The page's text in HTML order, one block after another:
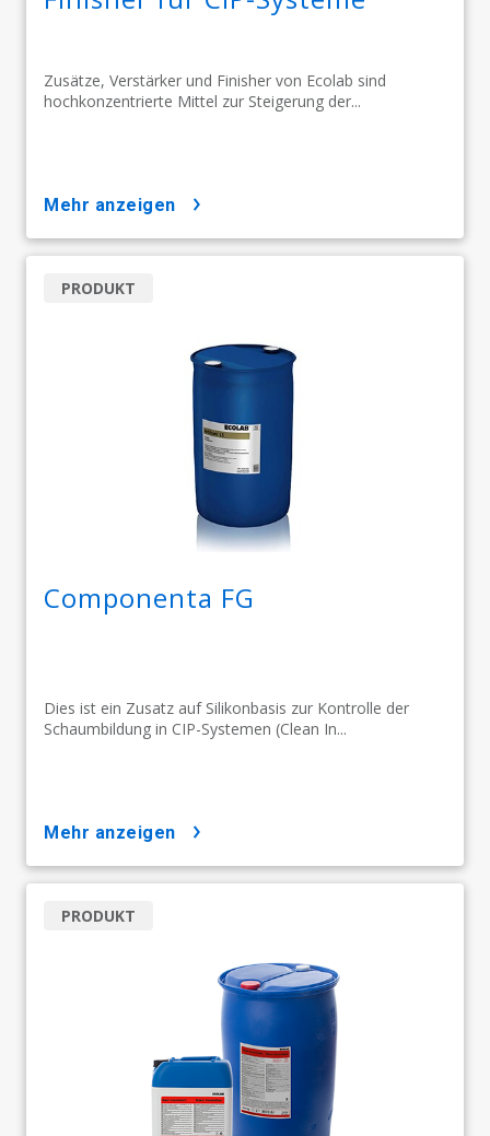
Zusätze, Verstärker und Finisher von Ecolab sind
hochkonzentrierte Mittel zur Steigerung der...
mehr anzeigen
Componenta FG
Dies ist ein Zusatz auf Silikonbasis zur Kontrolle der
Schaumbildung in CIP-Systemen (Clean In...
PRODUKT
mehr anzeigen
PRODUKT